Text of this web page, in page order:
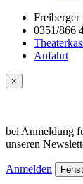
Freiberger
0351/866
Anfahrt
×
bei Anmeldung
unseren
Anmelden